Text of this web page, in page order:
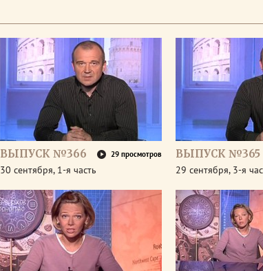
ВЫПУСК №366 29 просмотров
30 сентября, 1-я часть
ВЫПУСК №365
29 сентября, 3-я